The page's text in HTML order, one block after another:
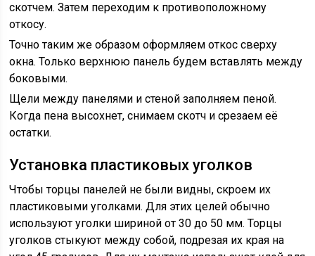
скотчем. Затем переходим к противоположному
откосу.
Точно таким же образом оформляем откос сверху
окна. Только верхнюю панель будем вставлять между
боковыми.
Щели между панелями и стеной заполняем пеной.
Когда пена высохнет, снимаем скотч и срезаем её
остатки.
Установка пластиковых уголков
Чтобы торцы панелей не были видны, скроем их
пластиковыми уголками. Для этих целей обычно
используют уголки шириной от 30 до 50 мм. Торцы
уголков стыкуют между собой, подрезая их края на